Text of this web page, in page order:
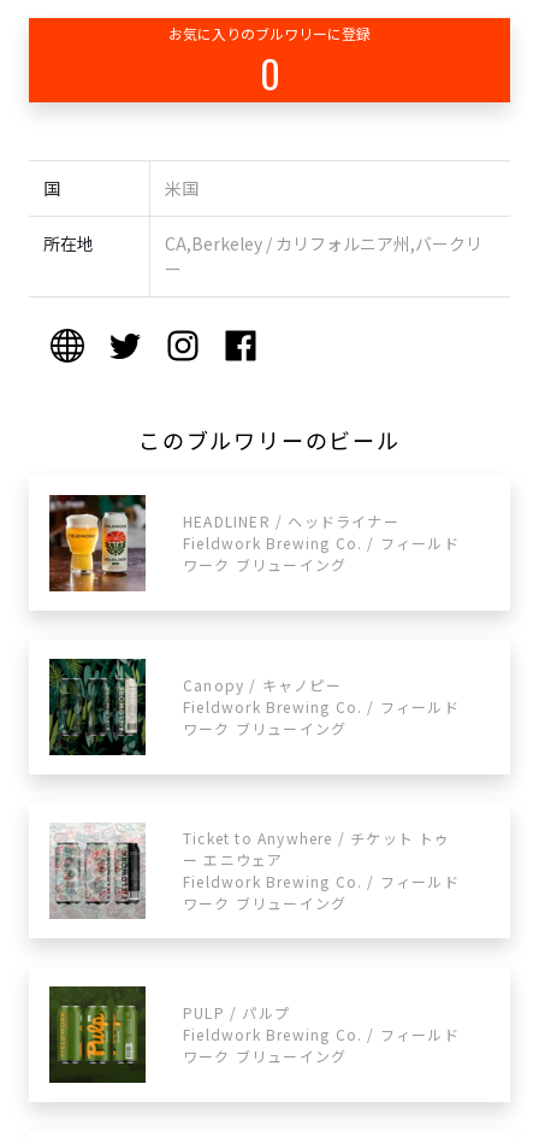
お気に入りのブルワリーに登録
0
国 米国
所在地
CA,Berkeley / カリフォルニア州,バークリ
ー
このブルワリーのビール
HEADLINER / ヘッドライナー
Fieldwork Brewing Co. / フィールド
ワーク ブリューイング
Canopy / キャノピー
Fieldwork Brewing Co. / フィールド
ワーク ブリューイング
Ticket to Anywhere / チケット トゥ
ー エニウェア
Fieldwork Brewing Co. / フィールド
ワーク ブリューイング
PULP / パルプ
Fieldwork Brewing Co. / フィールド
ワーク ブリューイング